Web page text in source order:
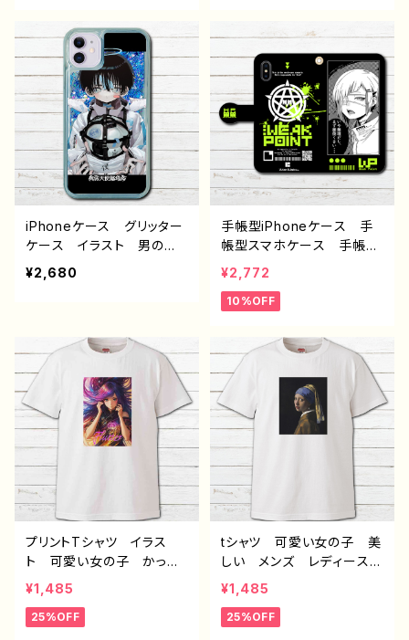
綺麗 美しい 景色 ノス
タルジック 花 紫陽花
メンズ レディース 女
子 iPhone15/14/13/12/11
AQUOS sense 4 5 6
Xperia Googlepixel
Galaxy Android アンド
ロイド ケース 個性的
おすすめ 和風 和服 着
物 和モダン 狐面 人
気 イラストレーター クリ
エイター 絵師 グッズ
作：romiy
クール ホラー メンズ
16/15/14/13 AQUOS X
peria Googlepixel An
droid アンドロイド ケー
ス 黒髪 金髪 ツインテ
ール メイド服 ゴシッ
ク ピアス 個性的 おす
すめ 人気 イラストレー
ター クリエイター 絵
師 オリジナル デザイ
ン グッズ タイトル：メイ
iPhoneケース グリッター
ケース イラスト 男の
子 可愛い かわいい イ
ケメン ショタ サッカー
6s/7/8 おすすめ 個性
的 人気 イラストレータ
ー クリエイター 絵師
（iPhoneシリーズのみ対
応・iPhonePlus非対応）
タイトル：病弱天使蹴球部
¥2,680
手帳型iPhoneケース 手
帳型スマホケース 手帳
型 全機種対応 かっこい
い女子 クール おしゃ
れ イラスト 病みかわい
13/12/11 AQUOS Xperi
a Googlepixel Galaxy
おすすめ 個性的 And
roid アンドロイド ケー
ス 人気 イラストレータ
ー 絵師 クリエイター
オリジナル デザイン グッ
ズ タイトル：WEAKPOINT
作：柴田ヰコ G-6
¥2,772
10%OFF
プリントTシャツ イラス
ト 可愛い女の子 かっこ
いい女子 美しい女の子
カラーヘア ロングヘア
おしゃれ エモい メン
¥1,485
25%OFF
tシャツ 可愛い女の子 美
しい メンズ レディース
おしゃれ 白 個性的 お
すすめ 人気 クリエイタ
ー イラストレーター 絵
¥1,485
25%OFF